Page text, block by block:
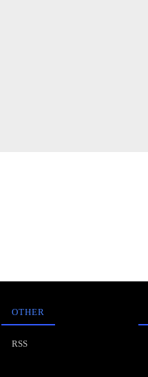
OTHER
RSS